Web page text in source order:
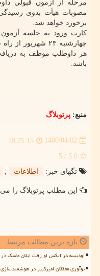
مرحله از آزمون قبولی
مصوبات هیأت بدوی
برخورد خواهد شد.
چهارشنبه ۲۴
هر داوطلب موظف به
باشد.
منبع: پرتوبلاگ
1400/04/02
19:25:15
5.0
/ 5
تگهای خبر:
اطلاعات
این مطلب پرتوبلاگ را می
تازه ترین مطالب مرتبط
اودیسه در ایکس لو رفت ایلان ماسک در
نوآوری محققان امیرکبیر در